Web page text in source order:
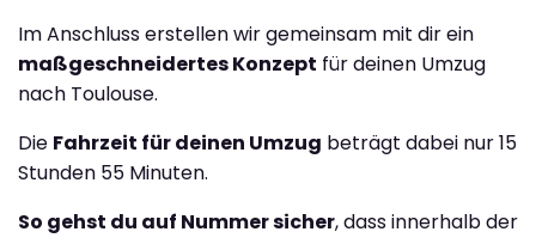
Im Anschluss erstellen wir gemeinsam mit dir ein
maßgeschneidertes Konzept für deinen Umzug
nach Toulouse.
Die Fahrzeit für deinen Umzug beträgt dabei nur 15
Stunden 55 Minuten.
So gehst du auf Nummer sicher, dass innerhalb der